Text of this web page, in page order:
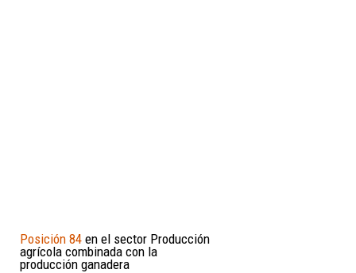
Posición 84 en el sector Producción
agrícola combinada con la
producción ganadera